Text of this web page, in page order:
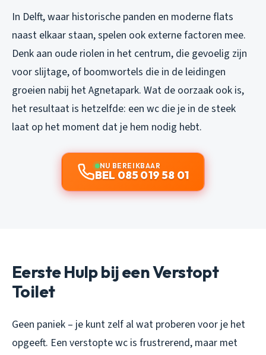
In Delft, waar historische panden en moderne flats
naast elkaar staan, spelen ook externe factoren mee.
Denk aan oude riolen in het centrum, die gevoelig zijn
voor slijtage, of boomwortels die in de leidingen
groeien nabij het Agnetapark. Wat de oorzaak ook is,
het resultaat is hetzelfde: een wc die je in de steek
laat op het moment dat je hem nodig hebt.
NU BEREIKBAAR
BEL 085 019 58 01
Eerste Hulp bij een Verstopt
Toilet
Geen paniek – je kunt zelf al wat proberen voor je het
opgeeft. Een verstopte wc is frustrerend, maar met